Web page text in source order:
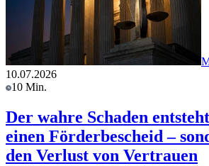
10.07.2026
10 Min.
Der wahre Schaden
einen Förderbescheid –
den Verlust von Vertrauen